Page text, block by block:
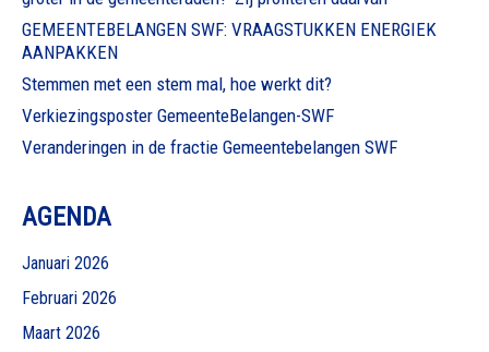
GEMEENTEBELANGEN SWF: VRAAGSTUKKEN ENERGIEK
AANPAKKEN
Stemmen met een stem mal, hoe werkt dit?
Verkiezingsposter GemeenteBelangen-SWF
Veranderingen in de fractie Gemeentebelangen SWF
AGENDA
Januari 2026
Februari 2026
Maart 2026